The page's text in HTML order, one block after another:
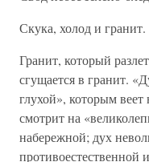
Скука, холод и гранит.
Гранит, который
сгущается в гранит.
глухой», которым веет
смотрит на
набережной; дух
противоестественной